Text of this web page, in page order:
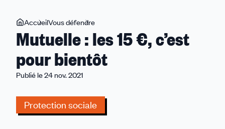
Vous
êtes
ici
AccueilVous défendre
les
15
pour
bientôt
Mutuelle : les 15 €, c’est
pour bientôt
Publié le 24 nov. 2021
Protection sociale